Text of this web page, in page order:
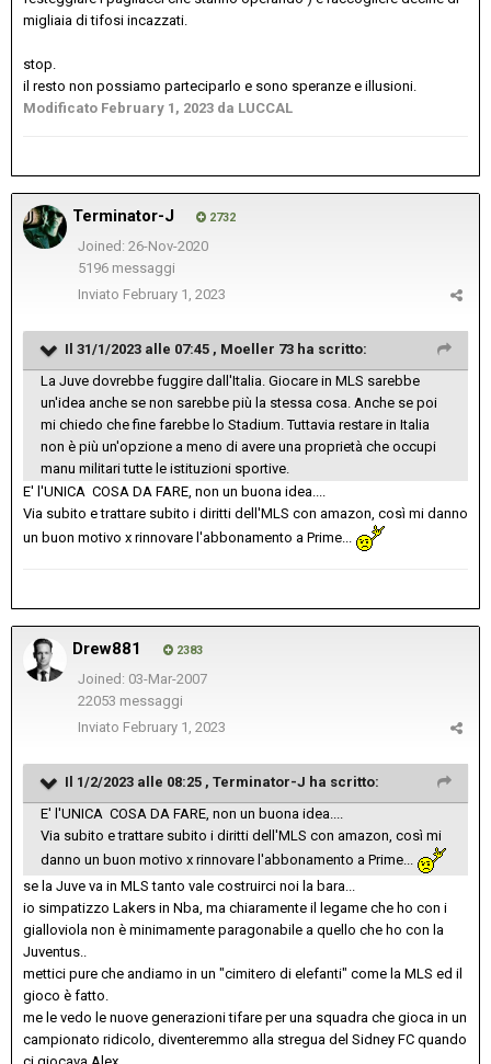
migliaia di tifosi incazzati.
stop.
il resto non possiamo parteciparlo e sono speranze e illusioni.
Modificato February 1, 2023 da LUCCAL
Terminator-J 2732
Joined: 26-Nov-2020
5196 messaggi
Inviato February 1, 2023
Il 31/1/2023 alle 07:45 , Moeller 73 ha scritto:
La Juve dovrebbe fuggire dall'Italia. Giocare in MLS sarebbe
un'idea anche se non sarebbe più la stessa cosa. Anche se poi
mi chiedo che fine farebbe lo Stadium. Tuttavia restare in Italia
non è più un'opzione a meno di avere una proprietà che occupi
manu militari tutte le istituzioni sportive.
E' l'UNICA COSA DA FARE, non un buona idea....
Via subito e trattare subito i diritti dell'MLS con amazon, così mi danno
un buon motivo x rinnovare l'abbonamento a Prime...
Drew881 2383
Joined: 03-Mar-2007
22053 messaggi
Inviato February 1, 2023
Il 1/2/2023 alle 08:25 , Terminator-J ha scritto:
E' l'UNICA COSA DA FARE, non un buona idea....
Via subito e trattare subito i diritti dell'MLS con amazon, così mi
danno un buon motivo x rinnovare l'abbonamento a Prime...
se la Juve va in MLS tanto vale costruirci noi la bara...
io simpatizzo Lakers in Nba, ma chiaramente il legame che ho con i
gialloviola non è minimamente paragonabile a quello che ho con la
Juventus..
mettici pure che andiamo in un "cimitero di elefanti" come la MLS ed il
gioco è fatto.
me le vedo le nuove generazioni tifare per una squadra che gioca in un
campionato ridicolo, diventeremmo alla stregua del Sidney FC quando